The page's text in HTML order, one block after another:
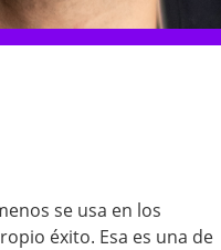
se usa en los
éxito. Esa es una de